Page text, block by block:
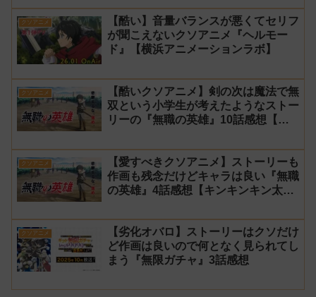
クソアニメ
【酷い】音量バランスが悪くてセリフ
が聞こえないクソアニメ『ヘルモー
ド』【横浜アニメーションラボ】
クソアニメ
【酷いクソアニメ】剣の次は魔法で無
双という小学生が考えたようなストー
リーの『無職の英雄』10話感想【キ
クソアニメ
【愛すべきクソアニメ】ストーリーも
作画も残念だけどキャラは良い『無職
の英雄』4話感想【キンキンキン太
クソアニメ
【劣化オバロ】ストーリーはクソだけ
ど作画は良いので何となく見られてし
まう『無限ガチャ』3話感想